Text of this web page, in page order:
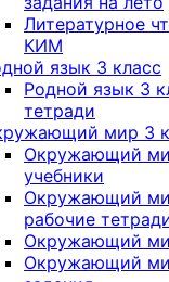
Литературное
КИМ
язык 3 класс
Родной язык 3
тетради
мир 3
Окружающий
учебники
Окружающий
рабочие
Окружающий
Окружающий